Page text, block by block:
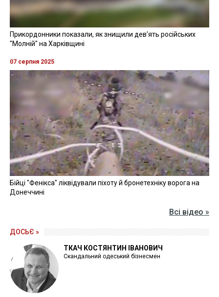
Прикордонники показали, як знищили девʼять російських
"Молній" на Харківщині
07 серпня 2025
Бійці "Фенікса" ліквідували піхоту й бронетехніку ворога на
Донеччині
Всі відео »
ДОСЬЄ »
ТКАЧ КОСТЯНТИН ІВАНОВИЧ
Скандальний одеський бізнесмен